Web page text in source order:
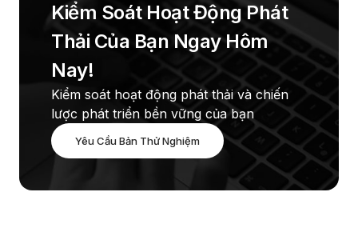
Kiểm Soát Hoạt Động Phát
Thải Của Bạn Ngay Hôm
Nay!
Kiểm soát hoạt động phát thải và chiến
lược phát triển bền vững của bạn
Yêu Cầu Bản Thử Nghiệm